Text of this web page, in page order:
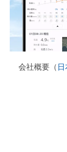
会社概要（